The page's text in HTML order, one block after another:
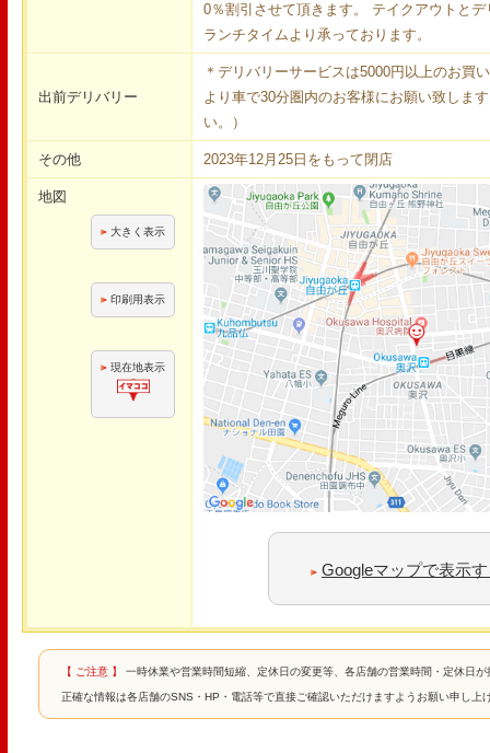
0％割引させて頂きます。 テイクアウトと
ランチタイムより承っております。
出前デリバリー
＊デリバリーサービスは5000円以上のお買
より車で30分圏内のお客様にお願い致しま
い。）
その他 2023年12月25日をもって閉店
地図
大きく表示
印刷用表示
現在地表示
Googleマップで表示
【 ご注意 】 一時休業や営業時間短縮、定休日の変更等、各店舗の営業時間・定休日
正確な情報は各店舗のSNS・HP・電話等で直接ご確認いただけますようお願い申し上